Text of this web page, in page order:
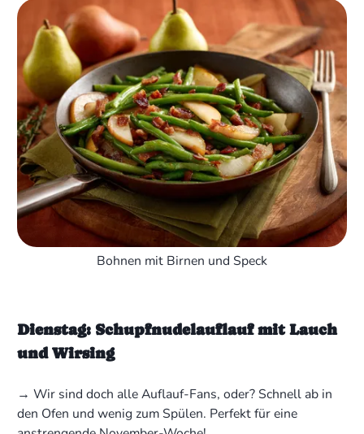
Bohnen mit Birnen und Speck
Dienstag: Schupfnudelauflauf mit Lauch
und Wirsing
→ Wir sind doch alle Auflauf-Fans, oder? Schnell ab in
den Ofen und wenig zum Spülen. Perfekt für eine